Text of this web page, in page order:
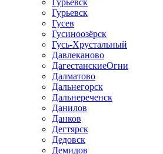
Гурьевск
Гурьевск
Гусев
Гусиноозёрск
Гусь-Хрустальный
Давлеканово
ДагестанскиеОгни
Далматово
Дальнегорск
Дальнереченск
Данилов
Данков
Дегтярск
Дедовск
Демидов